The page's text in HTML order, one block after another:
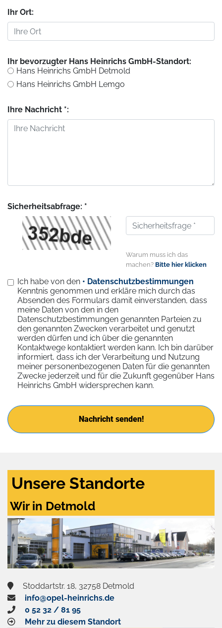
Ihr Ort:
Ihr bevorzugter Hans Heinrichs GmbH-Standort:
Hans Heinrichs GmbH Detmold
Hans Heinrichs GmbH Lemgo
Ihre Nachricht *:
Sicherheitsabfrage: *
Warum muss ich das
machen? Bitte hier klicken
Ich habe von den • Datenschutzbestimmungen
Kenntnis genommen und erkläre mich durch das
Absenden des Formulars damit einverstanden, dass
meine Daten von den in den
Datenschutzbestimmungen genannten Parteien zu
den genannten Zwecken verarbeitet und genutzt
werden dürfen und ich über die genannten
Kontaktwege kontaktiert werden kann. Ich bin darüber
informiert, dass ich der Verarbeitung und Nutzung
meiner personenbezogenen Daten für die genannten
Zwecke jederzeit und für die Zukunft gegenüber Hans
Heinrichs GmbH widersprechen kann.
Nachricht senden!
Unsere Standorte
Wir in Detmold
Stoddartstr. 18, 32758 Detmold
info@opel-heinrichs.de
0 52 32 / 81 95
Mehr zu diesem Standort